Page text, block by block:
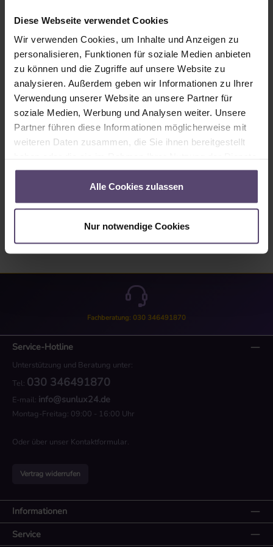
Diese Webseite verwendet Cookies
Wir verwenden Cookies, um Inhalte und Anzeigen zu
personalisieren, Funktionen für soziale Medien anbieten
zu können und die Zugriffe auf unsere Website zu
analysieren. Außerdem geben wir Informationen zu Ihrer
Verwendung unserer Website an unsere Partner für
soziale Medien, Werbung und Analysen weiter. Unsere
Partner führen diese Informationen möglicherweise mit
weiteren Daten zusammen, die Sie ihnen bereitgestellt
gesammelt haben.
Alle Cookies zulassen
Nur notwendige Cookies
In den Warenkorb
Produktnummer:MU_R_2917_PG0
Beschreibung
Angaben zum Stoff 2917:15% Reflexion (Licht wird vom
Stoff reflektiert)82% Absorption (Licht wird vom Stoff
Bewertungen
Fachberatung: 030 346491870
Service-Hotline
Unterstützung und Beratung unter:
Tel: 030 346491870
E-mail: info@sunlux24.de
Montag-Freitag: 09:00 - 16:00 Uhr
Oder über unser Kontaktformular.
Vertrag widerrufen
Informationen
Service